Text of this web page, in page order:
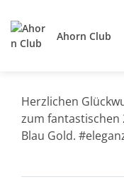
Ahorn Club
Herzlichen
zum fantastischen
Blau Gold.